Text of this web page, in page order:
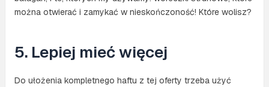
można otwierać i zamykać w nieskończoność! Które wolisz?
5. Lepiej mieć więcej
Do ułożenia kompletnego haftu z tej oferty trzeba użyć